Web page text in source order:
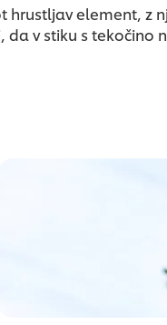
element, z
v stiku s